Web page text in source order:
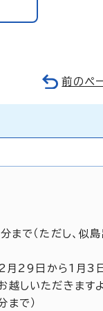
前のペ
で（ただし、似
月29日から1月3
しいただきますよ
で）